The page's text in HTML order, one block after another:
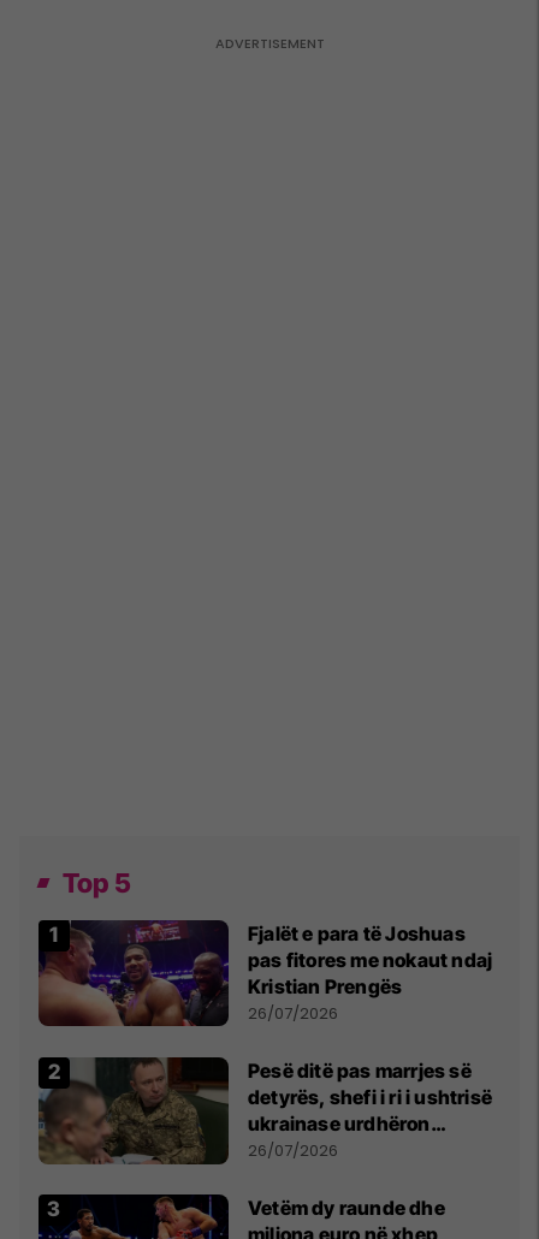
Top 5
Fjalët e para të Joshuas
pas fitores me nokaut ndaj
Kristian Prengës
26/07/2026
Pesë ditë pas marrjes së
detyrës, shefi i ri i ushtrisë
ukrainase urdhëron
kontroll të madh
26/07/2026
Vetëm dy raunde dhe
miliona euro në xhep,